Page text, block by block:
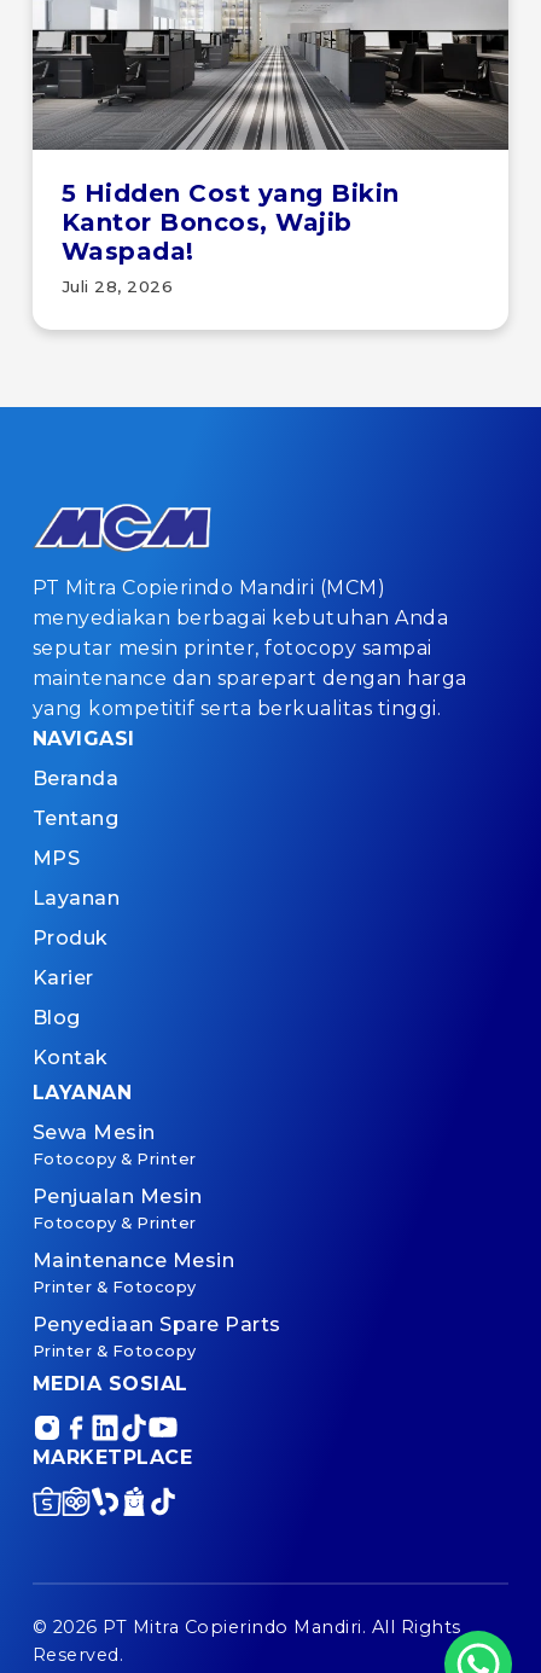
5 Hidden Cost yang Bikin
Kantor Boncos, Wajib
Waspada!
Juli 28, 2026
PT Mitra Copierindo Mandiri (MCM)
menyediakan berbagai kebutuhan Anda
seputar mesin printer, fotocopy sampai
maintenance dan sparepart dengan harga
yang kompetitif serta berkualitas tinggi.
NAVIGASI
Beranda
Tentang
MPS
Layanan
Produk
Karier
Blog
Kontak
LAYANAN
Sewa Mesin
Fotocopy & Printer
Penjualan Mesin
Fotocopy & Printer
Maintenance Mesin
Printer & Fotocopy
Penyediaan Spare Parts
Printer & Fotocopy
MEDIA SOSIAL
MARKETPLACE
© 2026 PT Mitra Copierindo Mandiri. All Rights
Reserved.